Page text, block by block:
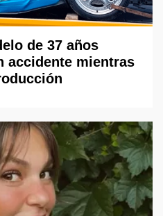
de 37 años
accidente mientras